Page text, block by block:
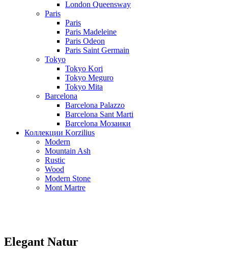
London Queensway
Paris
Paris
Paris Madeleine
Paris Odeon
Paris Saint Germain
Tokyo
Tokyo Kori
Tokyo Meguro
Tokyo Mita
Barcelona
Barcelona Palazzo
Barcelona Sant Marti
Barcelona Мозаики
Коллекции Korzilius
Modern
Mountain Ash
Rustic
Wood
Modern Stone
Mont Martre
Elegant Natur